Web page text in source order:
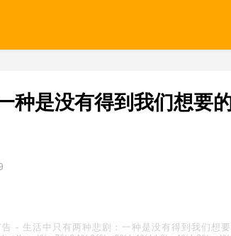
种是没有得到我们想要
- 生活中只有两种悲剧：一种是没有得到我们想